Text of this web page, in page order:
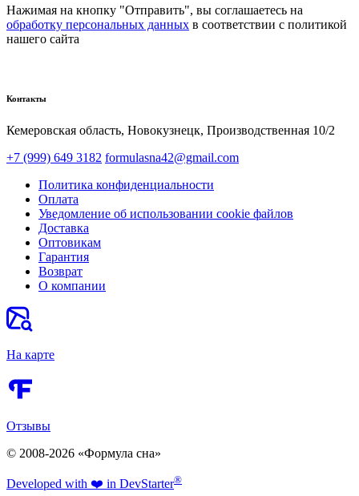
Нажимая на кнопку "Отправить", вы соглашаетесь на
обработку персональных данных в соответствии с политикой
нашего сайта
Контакты
Кемеровская область, Новокузнецк,​ Производственная 10/2
+7 (999) 649 3182 formulasna42@gmail.com
Политика конфиденциальности
Оплата
Уведомление об использовании cookie файлов
Доставка
Оптовикам
Гарантия
Возврат
О компании
На карте
Отзывы
© 2008-2026 «Формула сна»
Developed with ❤️ in DevStarter®